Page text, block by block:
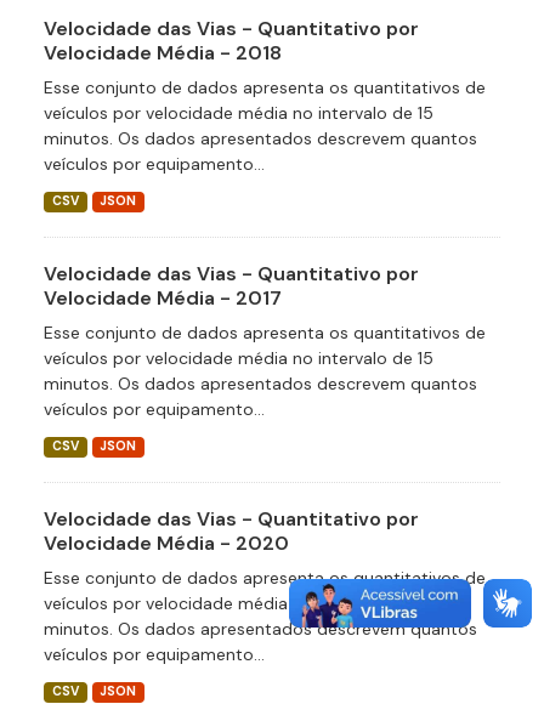
Velocidade das Vias - Quantitativo por
Velocidade Média - 2018
Esse conjunto de dados apresenta os quantitativos de
veículos por velocidade média no intervalo de 15
minutos. Os dados apresentados descrevem quantos
veículos por equipamento...
CSV JSON
Velocidade das Vias - Quantitativo por
Velocidade Média - 2017
Esse conjunto de dados apresenta os quantitativos de
veículos por velocidade média no intervalo de 15
minutos. Os dados apresentados descrevem quantos
veículos por equipamento...
CSV JSON
Velocidade das Vias - Quantitativo por
Velocidade Média - 2020
Esse conjunto de dados apresenta os quantitativos de
veículos por velocidade média no intervalo de 15
minutos. Os dados apresentados descrevem quantos
veículos por equipamento...
CSV JSON